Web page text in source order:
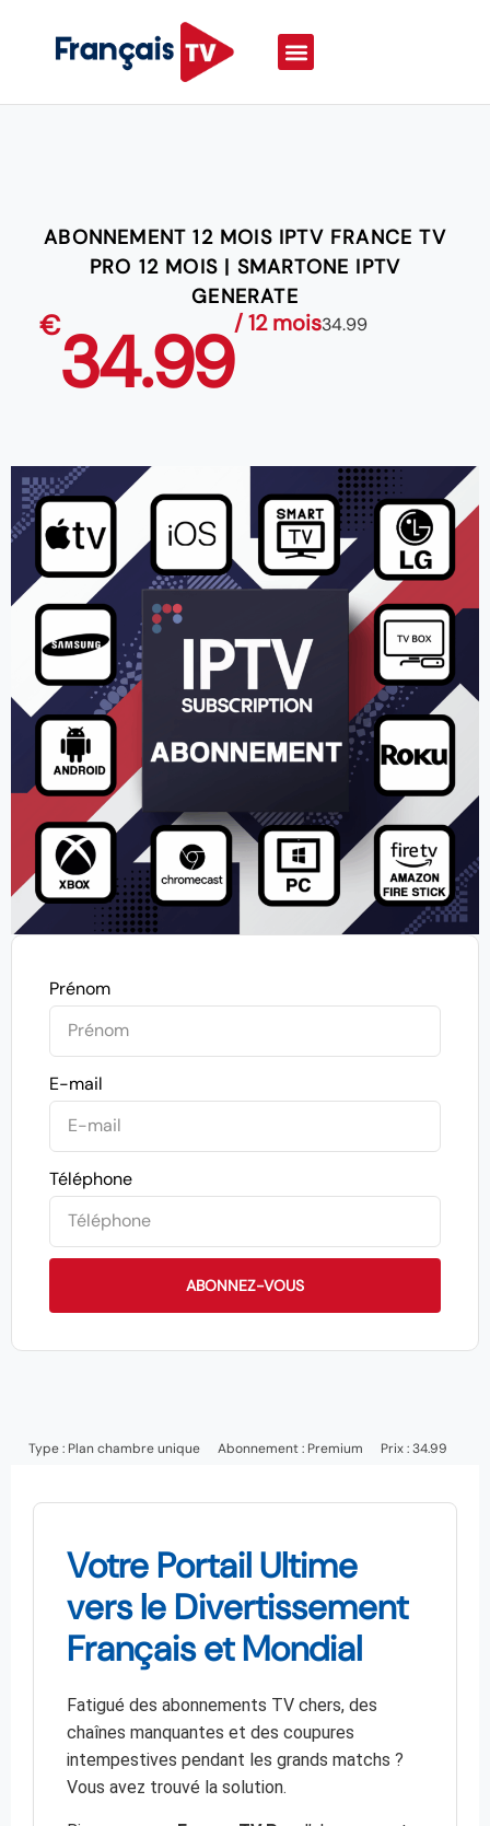
ABONNEMENT 12 MOIS IPTV FRANCE TV
PRO 12 MOIS | SMARTONE IPTV
GENERATE
€34.99/ 12 mois34.99
Prénom
E-mail
Téléphone
ABONNEZ-VOUS
Type : Plan chambre unique Abonnement : Premium Prix : 34.99
Votre Portail Ultime
vers le Divertissement
Français et Mondial
Fatigué des abonnements TV chers, des
chaînes manquantes et des coupures
intempestives pendant les grands matchs ?
Vous avez trouvé la solution.